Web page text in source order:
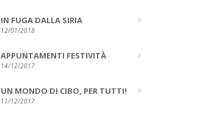
IN FUGA DALLA SIRIA
12/01/2018
APPUNTAMENTI FESTIVITÀ
14/12/2017
UN MONDO DI CIBO, PER TUTTI!
11/12/2017